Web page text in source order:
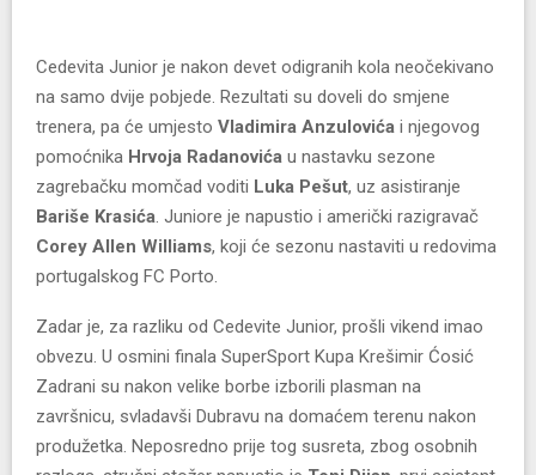
Cedevita Junior je nakon devet odigranih kola neočekivano
na samo dvije pobjede. Rezultati su doveli do smjene
trenera, pa će umjesto Vladimira Anzulovića i njegovog
pomoćnika Hrvoja Radanovića u nastavku sezone
zagrebačku momčad voditi Luka Pešut, uz asistiranje
Bariše Krasića. Juniore je napustio i američki razigravač
Corey Allen Williams, koji će sezonu nastaviti u redovima
portugalskog FC Porto.
Zadar je, za razliku od Cedevite Junior, prošli vikend imao
obvezu. U osmini finala SuperSport Kupa Krešimir Ćosić
Zadrani su nakon velike borbe izborili plasman na
završnicu, svladavši Dubravu na domaćem terenu nakon
produžetka. Neposredno prije tog susreta, zbog osobnih